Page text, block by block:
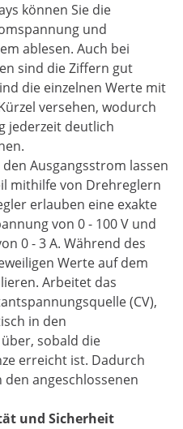
können Sie die
und
ablesen. Auch bei
sind die Ziffern gut
die einzelnen Werte mit
versehen, wodurch
jederzeit deutlich
Ausgangsstrom lassen
mithilfe von Drehreglern
erlauben eine exakte
von 0 - 100 V und
0 - 3 A. Während des
Werte auf dem
Arbeitet das
(CV),
in den
sobald die
erreicht ist. Dadurch
angeschlossenen
und Sicherheit